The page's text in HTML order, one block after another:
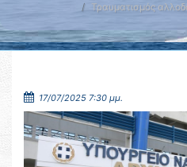
Τραυματισμός
17/07/2025 7:30 μμ.